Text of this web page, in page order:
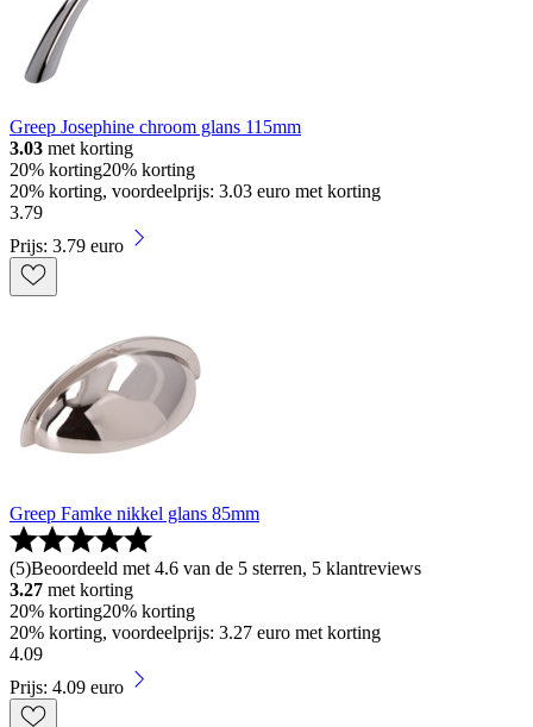
Greep Josephine chroom glans 115mm
3.03 met korting
20% korting20% korting
20% korting, voordeelprijs: 3.03 euro met korting
3.79
Prijs: 3.79 euro
Greep Famke nikkel glans 85mm
(5)Beoordeeld met 4.6 van de 5 sterren, 5 klantreviews
3.27 met korting
20% korting20% korting
20% korting, voordeelprijs: 3.27 euro met korting
4.09
Prijs: 4.09 euro